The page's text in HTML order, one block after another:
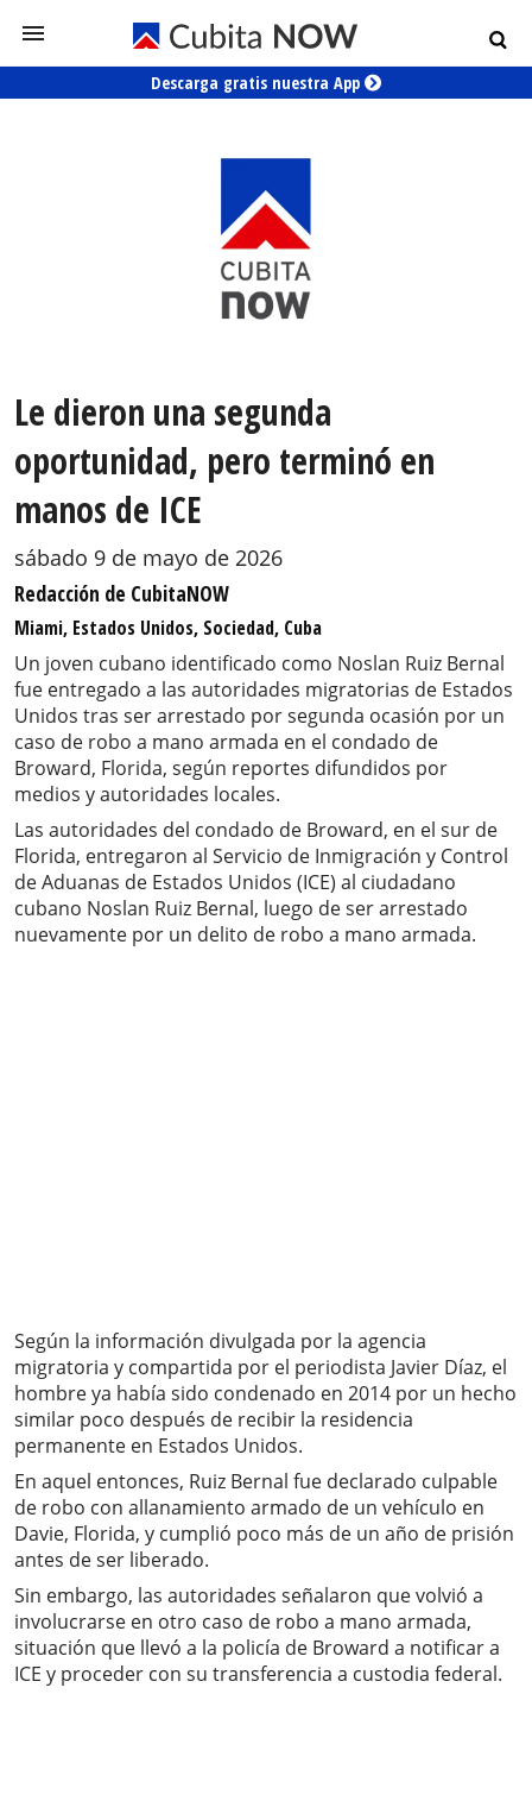
Descarga gratis nuestra App
Le dieron una segunda
oportunidad, pero terminó en
manos de ICE
sábado 9 de mayo de 2026
Redacción de CubitaNOW
Miami, Estados Unidos, Sociedad, Cuba
Un joven cubano identificado como Noslan Ruiz Bernal
fue entregado a las autoridades migratorias de Estados
Unidos tras ser arrestado por segunda ocasión por un
caso de robo a mano armada en el condado de
Broward, Florida, según reportes difundidos por
medios y autoridades locales.
Las autoridades del condado de Broward, en el sur de
Florida, entregaron al Servicio de Inmigración y Control
de Aduanas de Estados Unidos (ICE) al ciudadano
cubano Noslan Ruiz Bernal, luego de ser arrestado
nuevamente por un delito de robo a mano armada.
Según la información divulgada por la agencia
migratoria y compartida por el periodista Javier Díaz, el
hombre ya había sido condenado en 2014 por un hecho
similar poco después de recibir la residencia
permanente en Estados Unidos.
En aquel entonces, Ruiz Bernal fue declarado culpable
de robo con allanamiento armado de un vehículo en
Davie, Florida, y cumplió poco más de un año de prisión
antes de ser liberado.
Sin embargo, las autoridades señalaron que volvió a
involucrarse en otro caso de robo a mano armada,
situación que llevó a la policía de Broward a notificar a
ICE y proceder con su transferencia a custodia federal.